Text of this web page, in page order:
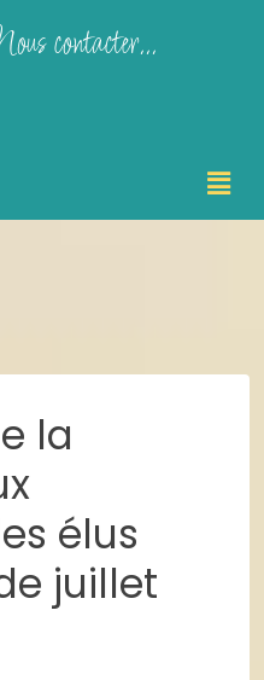
contacter...
la
élus
juillet